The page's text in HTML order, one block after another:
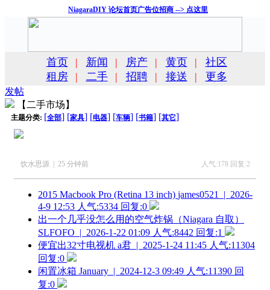
NiagaraDIY 论坛首页广告位招商 --> 点这里
首页 | 新闻 | 房产 | 黄页 |
社区
租房
| 二手 | 招聘 | 接送 | 更多
发帖
【二手市场】
主题分类: [全部] [家具] [电器] [车辆] [书籍] [其它]
饮水思源 | 25 分钟前 人气:178 回复:2
2015 Macbook Pro (Retina 13 inch) james0521 | 2026-
4-9 12:53 人气:5334 回复:0
出一个几乎没怎么用的空气炸锅（Niagara 自取）
SLFOFO | 2026-1-22 01:09 人气:8442 回复:1
便宜出32寸电视机 a君 | 2025-1-24 11:45 人气:11304
回复:0
闲置冰箱 January | 2024-12-3 09:49 人气:11390 回
复:0